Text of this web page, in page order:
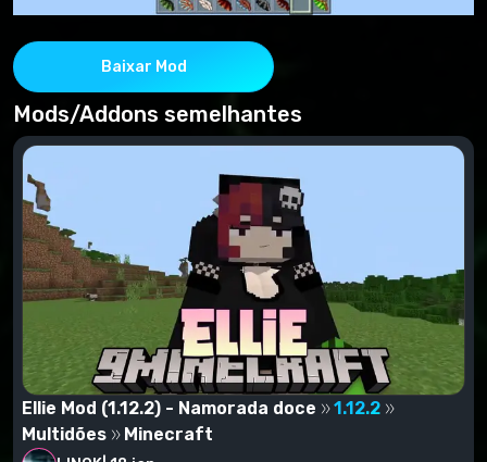
Baixar Mod
Mods/Addons semelhantes
Ellie Mod (1.12.2) - Namorada doce
1.12.2
Multidões
Minecraft